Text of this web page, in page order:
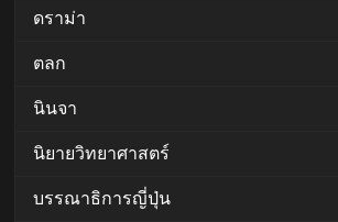
ดราม่า
ตลก
นินจา
นิยายวิทยาศาสตร์
บรรณาธิการญี่ปุ่น